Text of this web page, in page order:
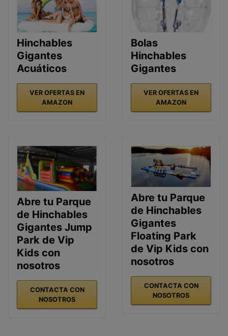
Hinchables
Gigantes
Acuáticos
VER OFERTAS EN
AMAZON
Bolas
Hinchables
Gigantes
VER OFERTAS EN
AMAZON
Abre tu Parque
de Hinchables
Gigantes Jump
Park de Vip
Kids con
nosotros
CONTACTA CON
NOSOTROS
Abre tu Parque
de Hinchables
Gigantes
Floating Park
de Vip Kids con
nosotros
CONTACTA CON
NOSOTROS